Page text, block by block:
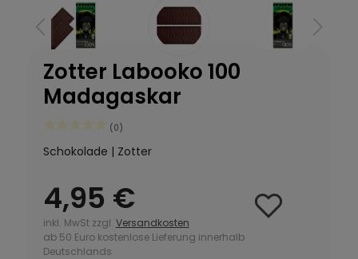
Zotter Labooko 100
Madagaskar
(0)
Schokolade | Zotter
4,95 €
inkl. MwSt zzgl. Versandkosten
ab 50 Euro kostenlose Lieferung innerhalb
Deutschlands